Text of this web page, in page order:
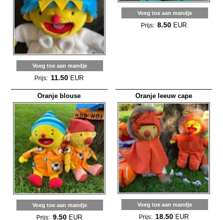
Voeg toe aan mandje
Prijs: 11.50 EUR
Voeg toe aan mandje
Prijs: 8.50 EUR
Oranje blouse
Voeg toe aan mandje
Prijs: 9.50 EUR
Oranje leeuw cape
Voeg toe aan mandje
Prijs: 18.50 EUR